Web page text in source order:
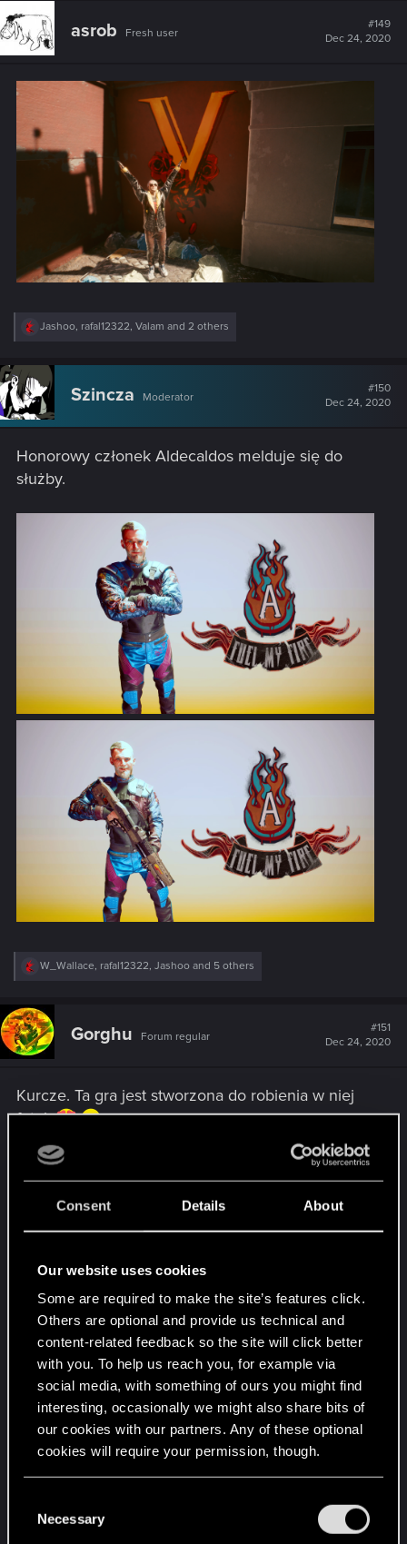
Consent Details About
Our website uses cookies
Some are required to make the site’s features click.
Others are optional and provide us technical and
content-related feedback so the site will click better
with you. To help us reach you, for example via
social media, with something of ours you might find
interesting, occasionally we might also share bits of
our cookies with our partners. Any of these optional
cookies will require your permission, though.
and tweak your preferences regarding them in the
Necessary
c
t
i
o
asrob Fresh user
#149
Dec 24, 2020
R
c
t
i
o
n
:
Jashoo, rafal12322, Valam and 2 others
Szincza Moderator
#150
Dec 24, 2020
Honorowy członek Aldecaldos melduje się do
służby.
R
c
t
i
o
:
W_Wallace, rafal12322, Jashoo and 5 others
Gorghu Forum regular
#151
Dec 24, 2020
Kurcze. Ta gra jest stworzona do robienia w niej
fotek